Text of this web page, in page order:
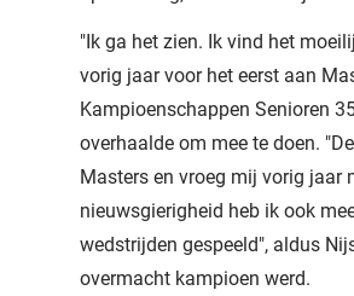
"Ik ga het zien. Ik vind het
vorig jaar voor het eerst aan
Kampioenschappen Senioren
overhaalde om mee te doen.
Masters en vroeg mij vorig jaar
nieuwsgierigheid heb ik ook
wedstrijden gespeeld", aldus
overmacht kampioen werd.